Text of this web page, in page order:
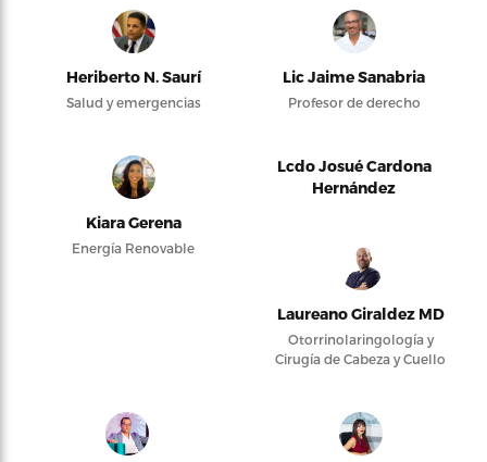
Heriberto N. Saurí
Salud y emergencias
Lic Jaime Sanabria
Profesor de derecho
Kiara Gerena
Energía Renovable
Lcdo Josué Cardona
Hernández
Laureano Giraldez MD
Otorrinolaringología y
Cirugía de Cabeza y Cuello